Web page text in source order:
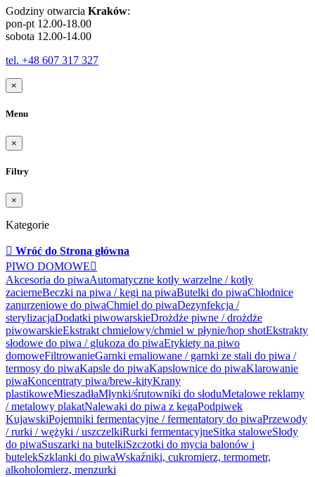
Godziny otwarcia Kraków:
pon-pt 12.00-18.00
sobota 12.00-14.00
tel. +48 607 317 327
×
Menu
×
Filtry
×
Kategorie
 Wróć do Strona główna
PIWO DOMOWE
Akcesoria do piwaAutomatyczne kotły warzelne / kotły
zacierneBeczki na piwa / kegi na piwaButelki do piwaChłodnice
zanurzeniowe do piwaChmiel do piwaDezynfekcja /
sterylizacjaDodatki piwowarskieDrożdże piwne / drożdże
piwowarskieEkstrakt chmielowy/chmiel w płynie/hop shotEkstrakty
słodowe do piwa / glukoza do piwaEtykiety na piwo
domoweFiltrowanieGarnki emaliowane / garnki ze stali do piwa /
termosy do piwaKapsle do piwaKapslownice do piwaKlarowanie
piwaKoncentraty piwa/brew-kityKrany
plastikoweMieszadłaMłynki/śrutowniki do słoduMetalowe reklamy
/ metalowy plakatNalewaki do piwa z kegaPodpiwek
KujawskiPojemniki fermentacyjne / fermentatory do piwaPrzewody
/ rurki / wężyki / uszczelkiRurki fermentacyjneSitka staloweSłody
do piwaSuszarki na butelkiSzczotki do mycia balonów i
butelekSzklanki do piwaWskaźniki, cukromierz, termometr,
alkoholomierz, menzurki